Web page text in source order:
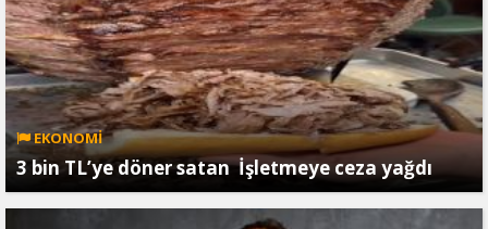
EKONOMİ
3 bin TL’ye döner satan İşletmeye ceza yağdı